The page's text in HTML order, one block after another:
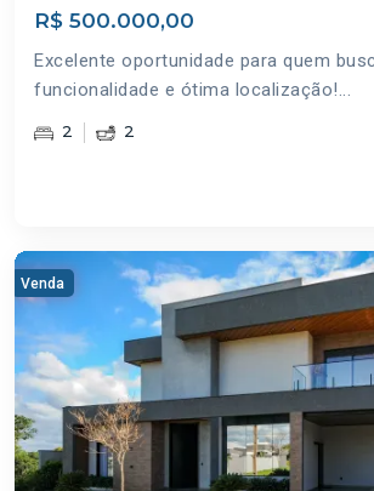
R$ 500.000,00
Excelente oportunidade para quem
funcionalidade e ótima localização!...
2 2
Venda